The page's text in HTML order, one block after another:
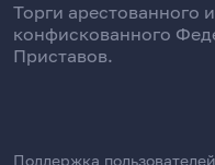
Торги арестованного
конфискованного
Приставов.
Поддержка пользователей